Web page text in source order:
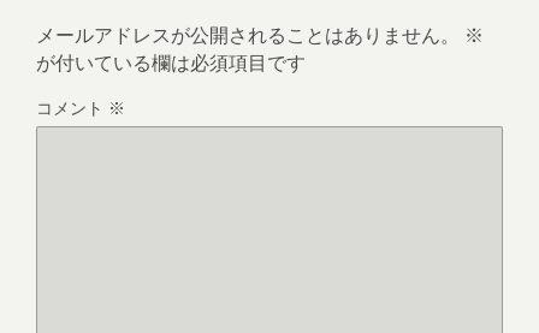
メールアドレスが公開されることはありません。
※
が付いている欄は必須項目です
コメント ※